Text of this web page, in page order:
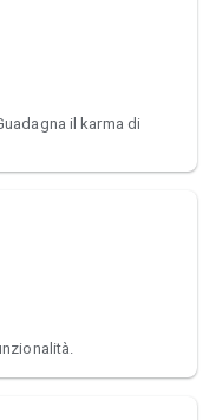
il karma di